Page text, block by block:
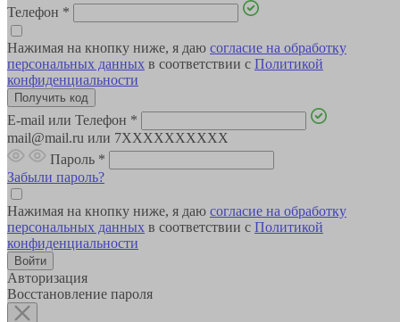
Телефон *
Нажимая на кнопку ниже, я даю согласие на обработку
персональных данных в соответствии с Политикой
конфиденциальности
E-mail или Телефон *
mail@mail.ru или 7XXXXXXXXXX
Пароль *
Забыли пароль?
Нажимая на кнопку ниже, я даю согласие на обработку
персональных данных в соответствии с Политикой
конфиденциальности
Авторизация
Восстановление пароля